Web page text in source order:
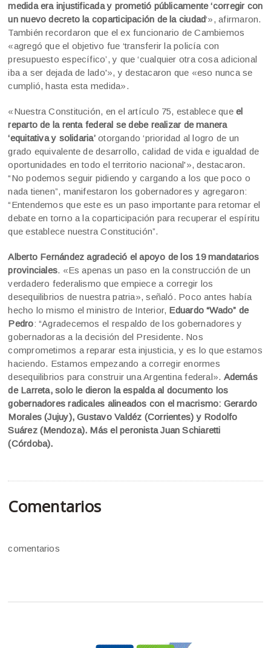
medida era injustificada y prometió públicamente ‘corregir con
un nuevo decreto la coparticipación de la ciudad‘», afirmaron.
También recordaron que el ex funcionario de Cambiemos
«agregó que el objetivo fue ‘transferir la policía con
presupuesto específico’, y que ‘cualquier otra cosa adicional
iba a ser dejada de lado'», y destacaron que «eso nunca se
cumplió, hasta esta medida».
«Nuestra Constitución, en el artículo 75, establece queel
reparto de la renta federal se debe realizar de manera
‘equitativa y solidaria’otorgando ‘prioridad al logro de un
grado equivalente de desarrollo, calidad de vida e igualdad de
oportunidades en todo el territorio nacional'», destacaron.
“No podemos seguir pidiendo y cargando a los que poco o
nada tienen”, manifestaron los gobernadores y agregaron:
“Entendemos que este es un paso importante para retomar el
debate en torno a la coparticipación para recuperar el espíritu
que establece nuestra Constitución”.
Alberto Fernández agradeció el apoyo de los 19 mandatarios
provinciales. «Es apenas un paso en la construcción de un
verdadero federalismo que empiece a corregir los
desequilibrios de nuestra patria», señaló. Poco antes había
hecho lo mismo el ministro de Interior, Eduardo “Wado” de
Pedro: “Agradecemos el respaldo de los gobernadores y
gobernadoras a la decisión del Presidente. Nos
comprometimos a reparar esta injusticia, y es lo que estamos
haciendo. Estamos empezando a corregir enormes
desequilibrios para construir una Argentina federal». Además
de Larreta, solo le dieron la espalda al documento los
gobernadores radicales alineados con el macrismo: Gerardo
Morales (Jujuy), Gustavo Valdéz (Corrientes) y Rodolfo
Suárez (Mendoza). Más el peronista Juan Schiaretti
(Córdoba).
Comentarios
comentarios